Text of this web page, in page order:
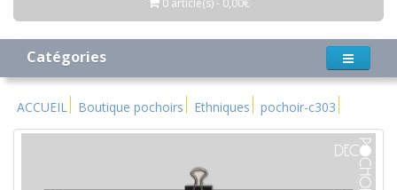
0 article(s) - 0,00€
Catégories
ACCUEIL Boutique pochoirs Ethniques pochoir-c303